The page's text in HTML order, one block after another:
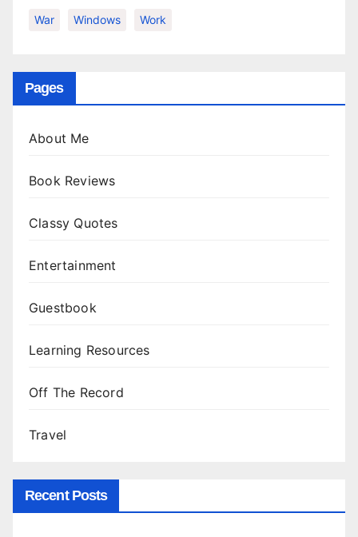
War Windows Work
Pages
About Me
Book Reviews
Classy Quotes
Entertainment
Guestbook
Learning Resources
Off The Record
Travel
Recent Posts